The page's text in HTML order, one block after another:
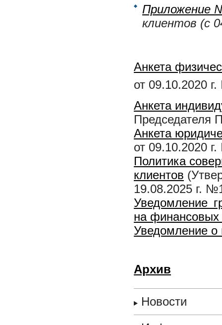
Приложение
клиентов (с
Анкета
от 09.10.2020
Анкета
Председателя
Анкета
от 09.10.2020
Политика
клиентов
19.08.2025 г.
Уведомление
на финансовых
Уведомление о
Архив
Новости